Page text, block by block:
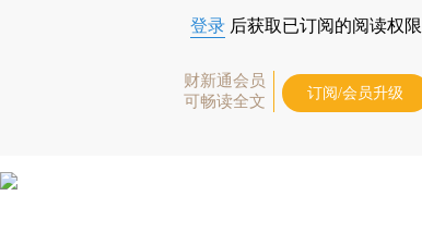
登录 后获取已订阅的阅读权限
财新通会员
可畅读全文
订阅/会员升级